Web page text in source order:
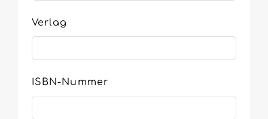
Verlag
ISBN-Nummer